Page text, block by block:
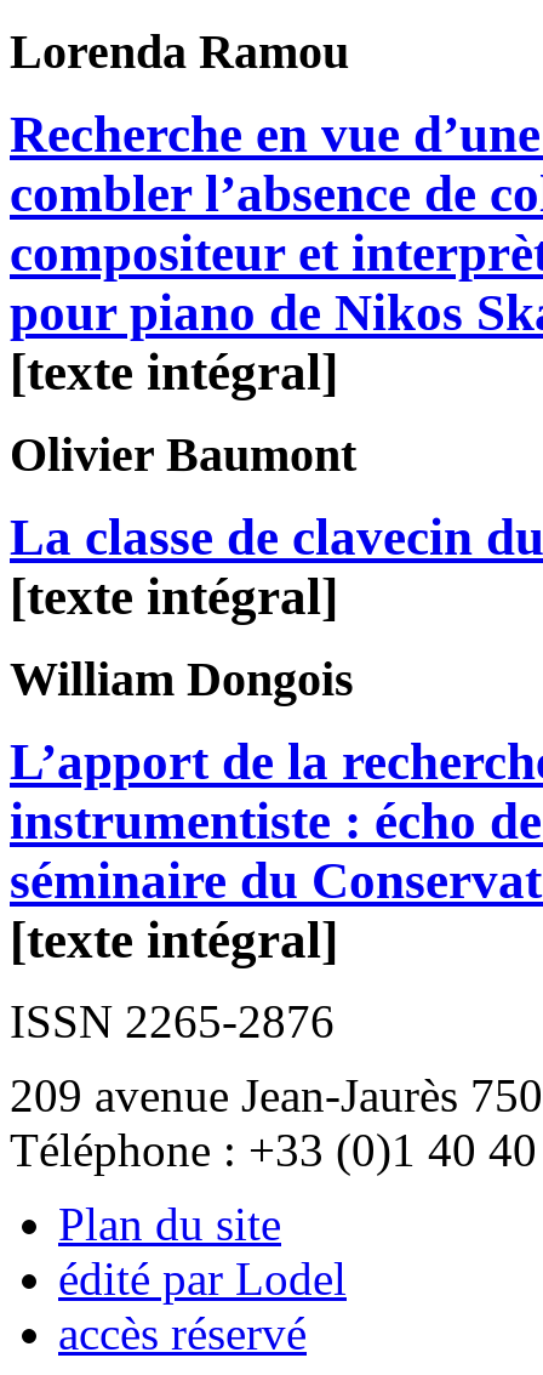
Lorenda Ramou
Recherche en vue
combler l’absence de
compositeur et
pour piano de Nikos
[texte intégral]
Olivier Baumont
La classe de clavecin
[texte intégral]
William Dongois
L’apport de la
instrumentiste : écho
séminaire du
[texte intégral]
ISSN 2265-2876
209 avenue Jean-Jaurès
Téléphone : +33 (0)1 40
Plan du site
édité par Lodel
accès réservé